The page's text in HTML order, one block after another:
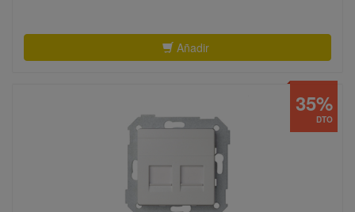
Añadir
DTO
35%